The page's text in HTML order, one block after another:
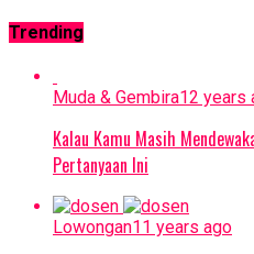
Trending
Muda & Gembira12 years
Kalau Kamu Masih
Pertanyaan Ini
Lowongan11 years ago